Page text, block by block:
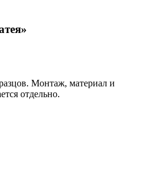
Монтаж, материал и
отдельно.